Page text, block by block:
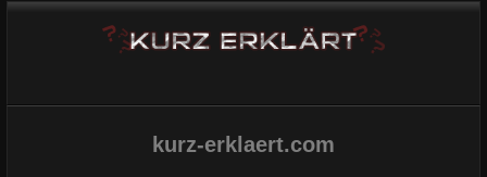
kurz-erklaert.com